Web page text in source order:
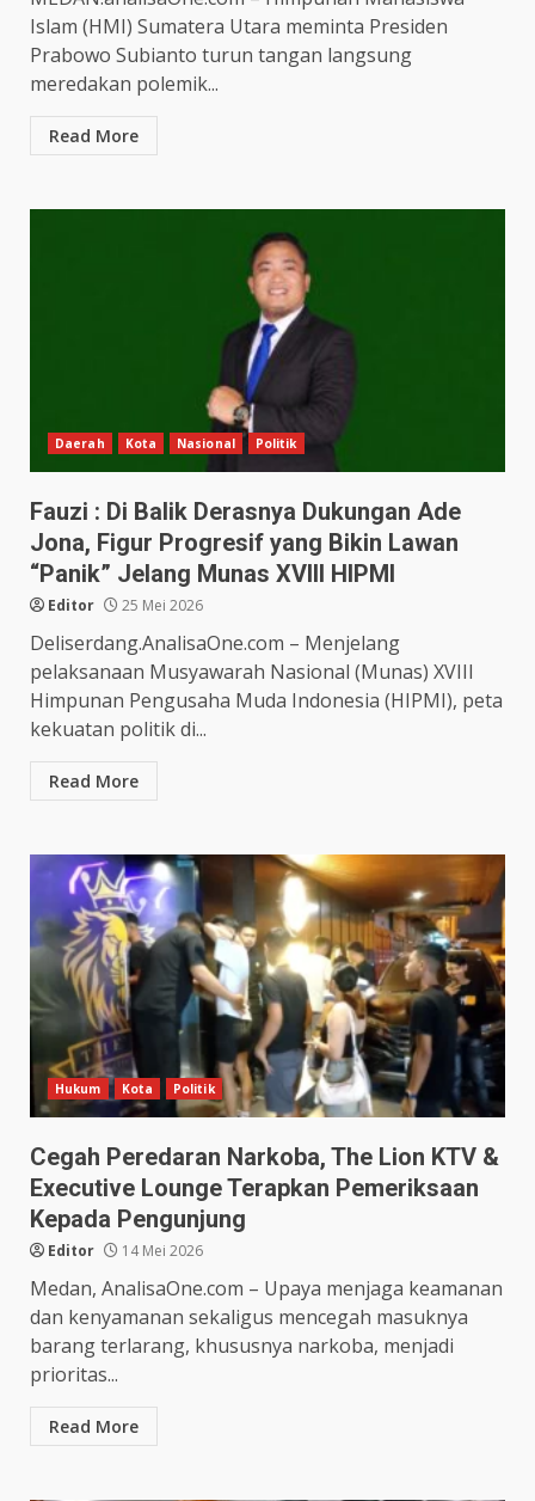
Islam (HMI) Sumatera Utara meminta Presiden
Prabowo Subianto turun tangan langsung
meredakan polemik...
Read More
Daerah Kota Nasional Politik
Fauzi : Di Balik Derasnya Dukungan Ade
Jona, Figur Progresif yang Bikin Lawan
“Panik” Jelang Munas XVIII HIPMI
Editor 25 Mei 2026
Deliserdang.AnalisaOne.com – Menjelang
pelaksanaan Musyawarah Nasional (Munas) XVIII
Himpunan Pengusaha Muda Indonesia (HIPMI), peta
kekuatan politik di...
Read More
Hukum Kota Politik
Cegah Peredaran Narkoba, The Lion KTV &
Executive Lounge Terapkan Pemeriksaan
Kepada Pengunjung
Editor 14 Mei 2026
Medan, AnalisaOne.com – Upaya menjaga keamanan
dan kenyamanan sekaligus mencegah masuknya
barang terlarang, khususnya narkoba, menjadi
prioritas...
Read More